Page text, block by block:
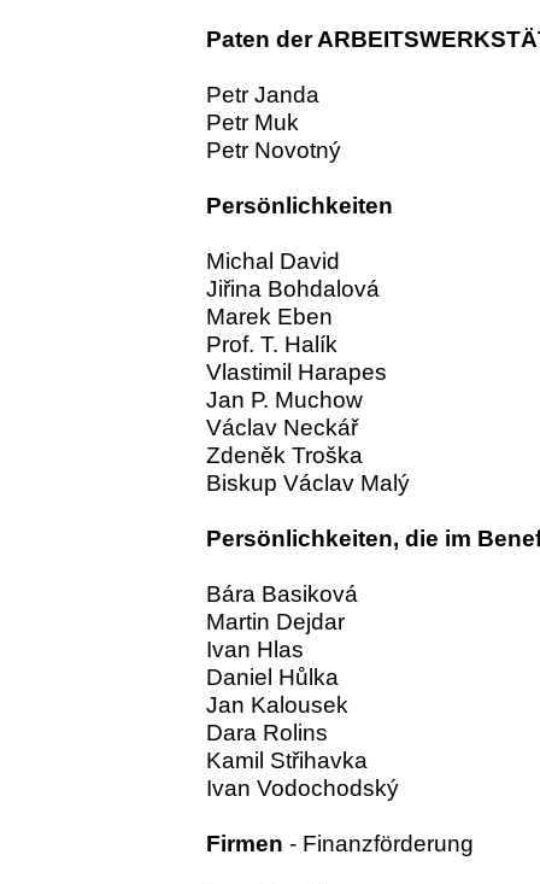
Paten der
Petr Janda
Petr Muk
Petr Novotný
Persönlichkeiten
Michal David
Jiřina Bohdalová
Marek Eben
Prof. T. Halík
Vlastimil Harapes
Jan P. Muchow
Václav Neckář
Zdeněk Troška
Biskup Václav Malý
Persönlichkeiten, die im
Bára Basiková
Martin Dejdar
Ivan Hlas
Daniel Hůlka
Jan Kalousek
Dara Rolins
Kamil Střihavka
Ivan Vodochodský
Firmen - Finanzförderung